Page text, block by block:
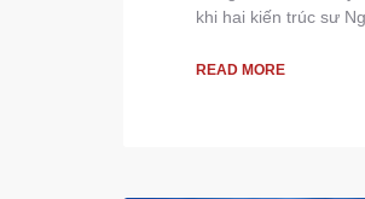
khi hai kiến trúc sư
READ MORE